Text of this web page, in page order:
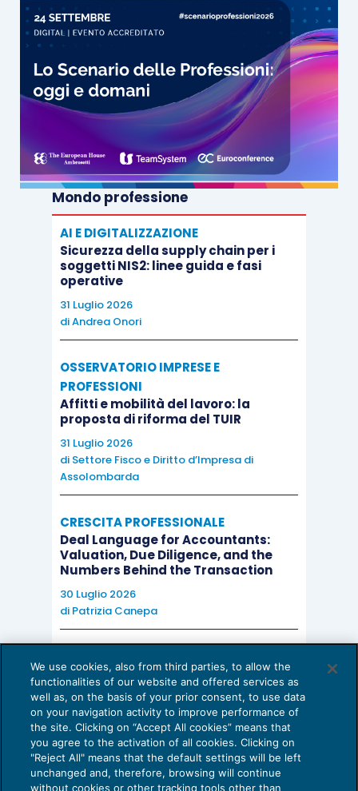
Mondo professione
AI E DIGITALIZZAZIONE
Sicurezza della supply chain per i
soggetti NIS2: linee guida e fasi
operative
31 Luglio 2026
diAndrea Onori
OSSERVATORIO IMPRESE E
PROFESSIONI
Affitti e mobilità del lavoro: la
proposta di riforma del TUIR
31 Luglio 2026
di Settore Fisco e Diritto d’Impresa di
Assolombarda
CRESCITA PROFESSIONALE
Deal Language for Accountants:
Valuation, Due Diligence, and the
Numbers Behind the Transaction
30 Luglio 2026
di Patrizia Canepa
EU AI Act e studi professionali: le
scadenze concrete
27 Luglio 2026
di Diego BarberieStefano Dovier
We use cookies, also from third parties, to allow the
functionalities of our website and offered services as
well as, on the basis of your prior consent, to use data
on your navigation activity to improve performance of
the site. Clicking on “Accept All cookies” means that
you agree to the activation of all cookies. Clicking on
"Reject All" means that the default settings will be left
unchanged and, therefore, browsing will continue
without cookies or other tracking tools other than